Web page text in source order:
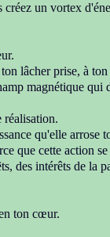
créez un vortex
lâcher prise, à
magnétique qui
réalisation.
qu'elle arrose
que cette action
des intérêts de la
ton cœur.